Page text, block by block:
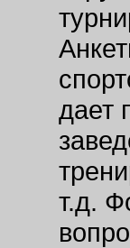
дает
т.д.